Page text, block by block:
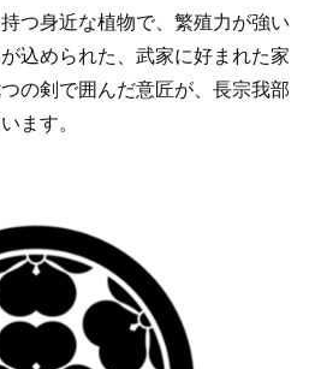
つ身近な植物で、繁殖力が強い
込められた、武家に好まれた家
の剣で囲んだ意匠が、長宗我部
ます。